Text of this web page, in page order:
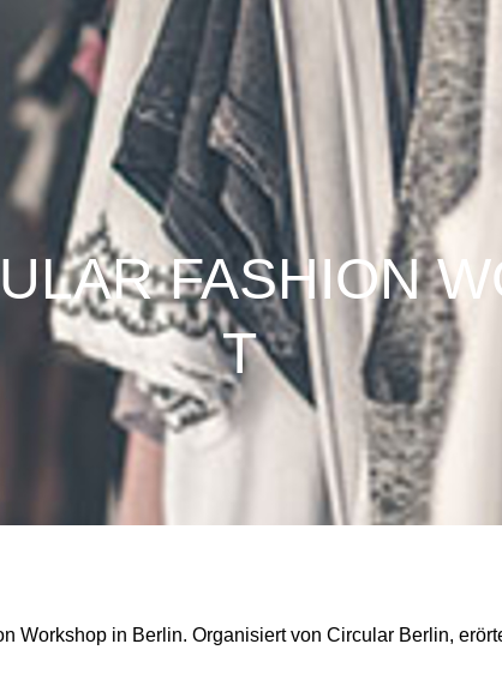
FASHION
T
Workshop in Berlin. Organisiert von Circular Berlin,